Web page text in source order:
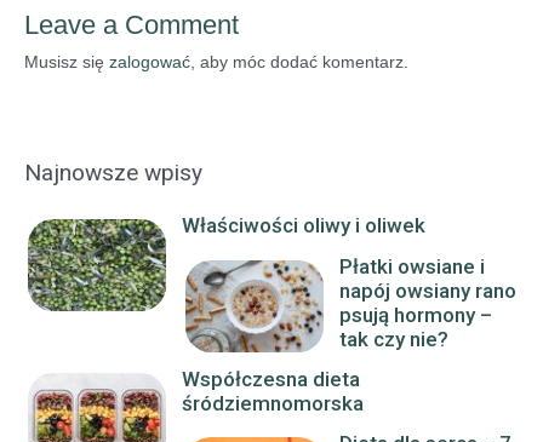
Leave a Comment
Musisz się zalogować, aby móc dodać komentarz.
Najnowsze wpisy
Właściwości oliwy i oliwek
Płatki owsiane i
napój owsiany rano
psują hormony –
tak czy nie?
Współczesna dieta
śródziemnomorska